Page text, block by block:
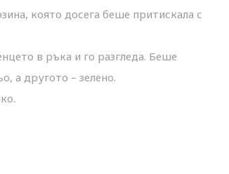
която досега беше притискала с
в ръка и го разгледа. Беше
а другото – зелено.